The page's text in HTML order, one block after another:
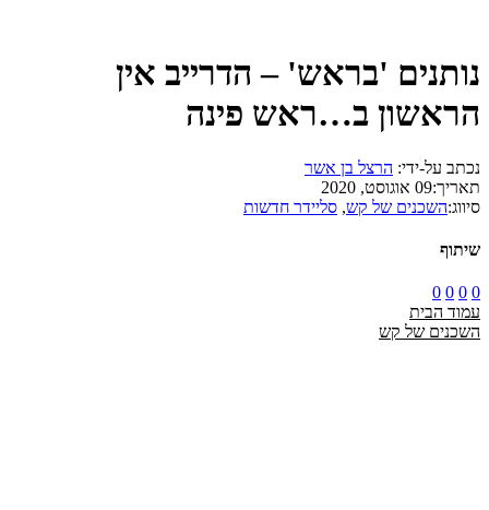
נותנים 'בראש' – הדרייב אין
הראשון ב…ראש פינה
נכתב על-ידי: הרצל בן אשר
תאריך:09 אוגוסט, 2020
סיווג:השכנים של קש, סליידר חדשות
שיתוף
0
0
0
0
עמוד הבית
השכנים של קש